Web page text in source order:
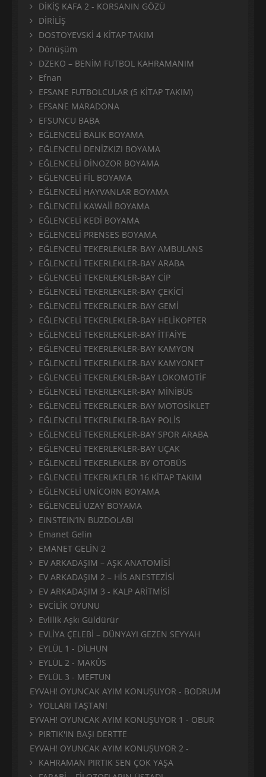
DİKİŞ KAFA 2 - KORSANIN GÖZÜ
DİRİLİŞ
DOSTOYEVSKİ 4 KİTAP TAKIM
Dönüşüm
DZEKO – BENİM FUTBOL KAHRAMANIM
Efnan
EFSANE FUTBOLCULAR (5 KİTAP TAKIM)
EFSANE MARADONA
EFSUNCU BABA
EĞLENCELİ BALIK BOYAMA
EĞLENCELİ DENİZKIZI BOYAMA
EĞLENCELİ DİNOZOR BOYAMA
EĞLENCELİ FİL BOYAMA
EĞLENCELİ HAYVANLAR BOYAMA
EĞLENCELİ KAWAİİ BOYAMA
EĞLENCELİ KEDİ BOYAMA
EĞLENCELİ PRENSES BOYAMA
EĞLENCELİ TEKERLEKLER-BAY AMBULANS
EĞLENCELİ TEKERLEKLER-BAY ARABA
EĞLENCELİ TEKERLEKLER-BAY CİP
EĞLENCELİ TEKERLEKLER-BAY ÇEKİCİ
EĞLENCELİ TEKERLEKLER-BAY GEMİ
EĞLENCELİ TEKERLEKLER-BAY HELİKOPTER
EĞLENCELİ TEKERLEKLER-BAY İTFAİYE
EĞLENCELİ TEKERLEKLER-BAY KAMYON
EĞLENCELİ TEKERLEKLER-BAY KAMYONET
EĞLENCELİ TEKERLEKLER-BAY LOKOMOTİF
EĞLENCELİ TEKERLEKLER-BAY MİNİBÜS
EĞLENCELİ TEKERLEKLER-BAY MOTOSİKLET
EĞLENCELİ TEKERLEKLER-BAY POLİS
EĞLENCELİ TEKERLEKLER-BAY SPOR ARABA
EĞLENCELİ TEKERLEKLER-BAY UÇAK
EĞLENCELİ TEKERLEKLER-BY OTOBÜS
EĞLENCELİ TEKERLKELER 16 KİTAP TAKIM
EĞLENCELİ UNİCORN BOYAMA
EĞLENCELİ UZAY BOYAMA
EINSTEIN’IN BUZDOLABI
Emanet Gelin
EMANET GELİN 2
EV ARKADAŞIM – AŞK ANATOMİSİ
EV ARKADAŞIM 2 – HİS ANESTEZİSİ
EV ARKADAŞIM 3 - KALP ARİTMİSİ
EVCİLİK OYUNU
Evlilik Aşkı Güldürür
EVLİYA ÇELEBİ – DÜNYAYI GEZEN SEYYAH
EYLÜL 1 - DİLHUN
EYLÜL 2 - MAKÛS
EYLÜL 3 - MEFTUN
EYVAH! OYUNCAK AYIM KONUŞUYOR - BODRUM
YOLLARI TAŞTAN!
EYVAH! OYUNCAK AYIM KONUŞUYOR 1 - OBUR
PIRTIK'IN BAŞI DERTTE
EYVAH! OYUNCAK AYIM KONUŞUYOR 2 -
KAHRAMAN PIRTIK SEN ÇOK YAŞA